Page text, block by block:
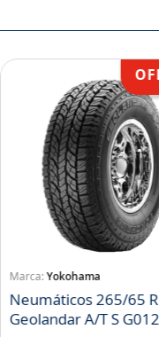
Yokohama
Neumáticos 265/65
Geolandar A/T S G012